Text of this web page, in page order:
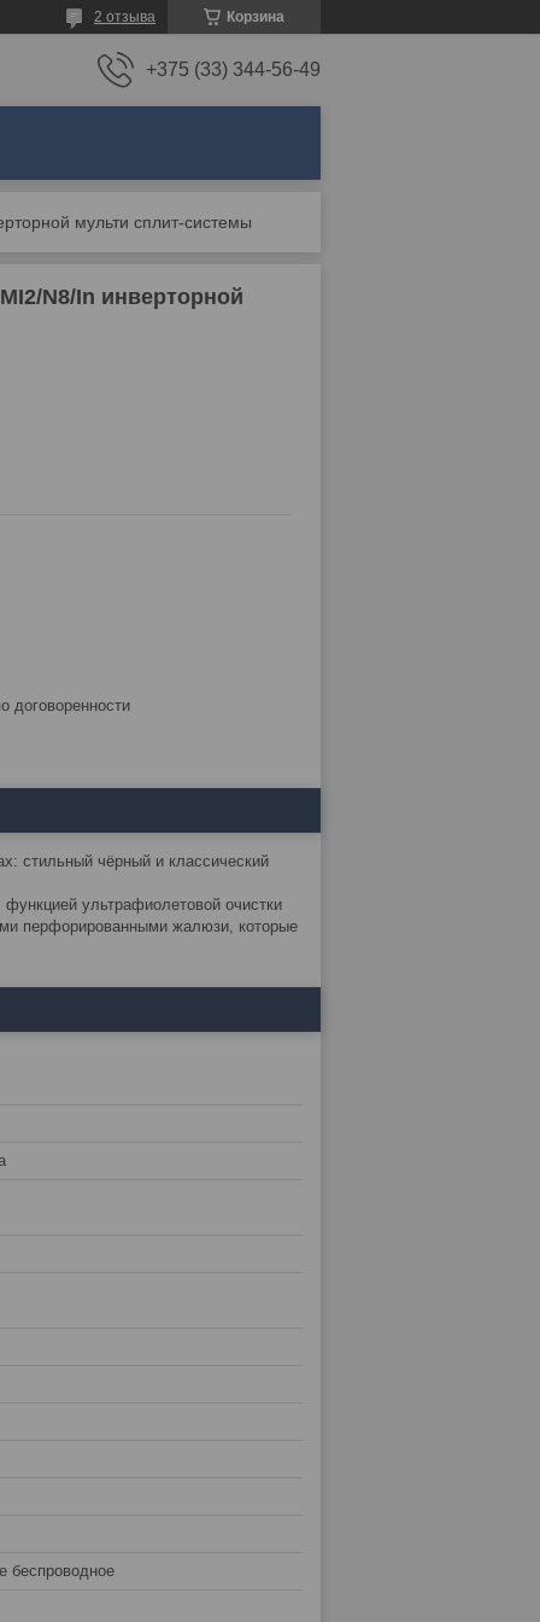
Корзина
2 отзыва
+375 (33) 344-56-49
мульти сплит-системы
N8/In инверторной
договоренности
стильный чёрный и классический
ультрафиолетовой очистки
перфорированными жалюзи, которые
беспроводное